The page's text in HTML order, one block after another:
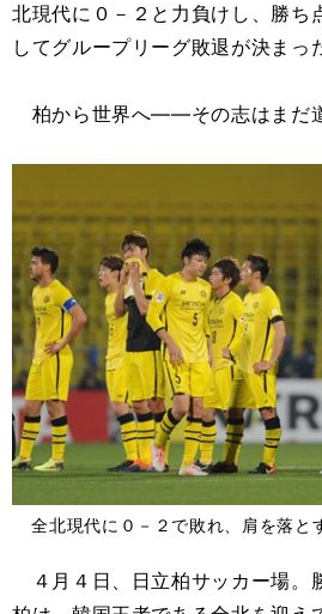
北現代に０－２と力負けし、勝ち
してグループリーグ敗退が決まっ
柏から世界へ――その志はまだ道
全北現代に０－２で敗れ、肩を落と
４月４日、日立柏サッカー場。